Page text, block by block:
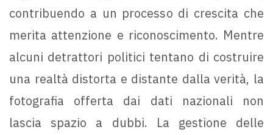
contribuendo a un processo di crescita che
merita attenzione e riconoscimento. Mentre
alcuni detrattori politici tentano di costruire
una realtà distorta e distante dalla verità, la
fotografia offerta dai dati nazionali non
lascia spazio a dubbi. La gestione delle